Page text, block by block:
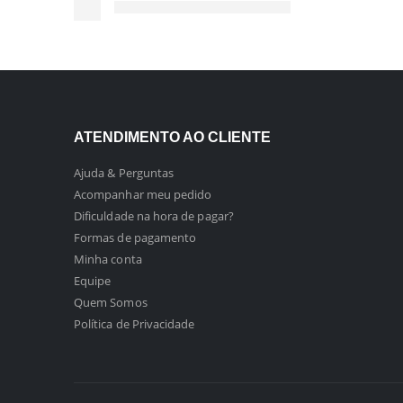
ATENDIMENTO AO CLIENTE
Ajuda & Perguntas
Acompanhar meu pedido
Dificuldade na hora de pagar?
Formas de pagamento
Minha conta
Equipe
Quem Somos
Política de Privacidade